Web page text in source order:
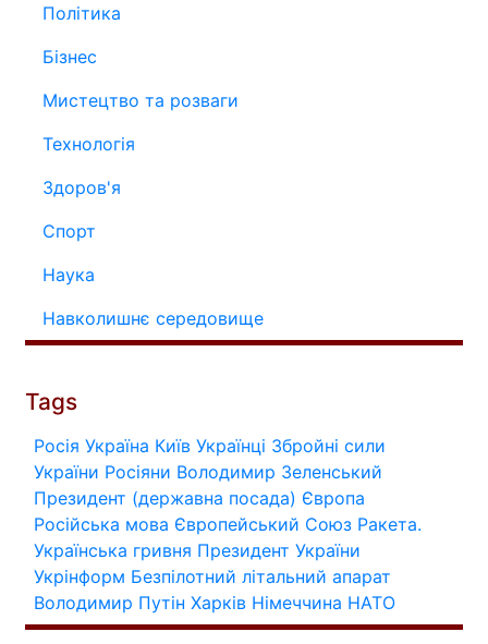
Політика
Бізнес
Мистецтво та розваги
Технологія
Здоров'я
Спорт
Наука
Навколишнє середовище
Tags
Росія Україна Київ Українці Збройні сили
України Росіяни Володимир Зеленський
Президент (державна посада) Європа
Російська мова Європейський Союз Ракета.
Українська гривня Президент України
Укрінформ Безпілотний літальний апарат
Володимир Путін Харків Німеччина НАТО